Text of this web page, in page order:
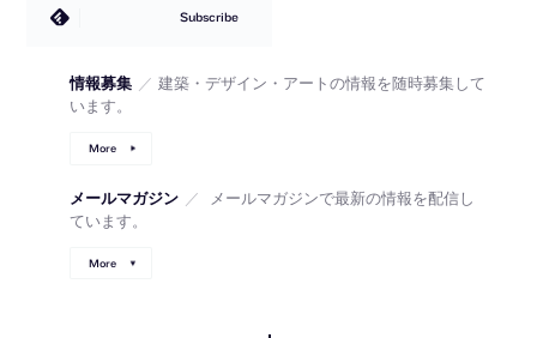
Subscribe
情報募集 ／ 建築・デザイン・アートの情報を随時募集して
います。
More
メールマガジン ／
メールマガジンで最新の情報を配信し
ています。
More